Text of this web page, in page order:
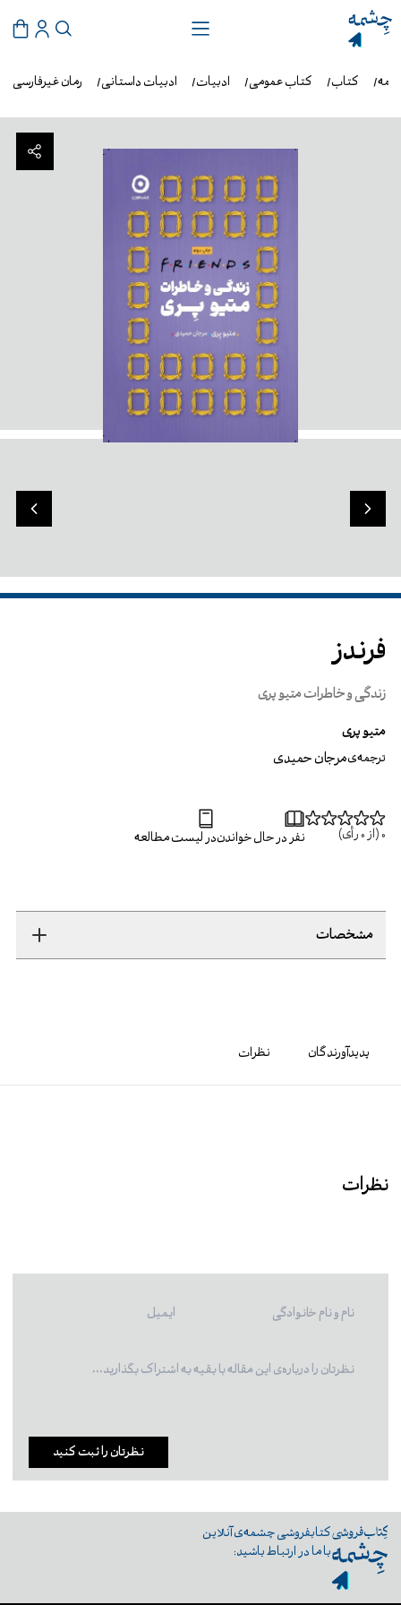
رمان غیرفارسی ادبیات داستانی ادبیات کتاب عمومی کتاب
فرندز
زندگی و خاطرات متیو پری
متیو پری
ترجمه‌یمرجان حمیدی
0 (از 0 رأی) نفر در حال خواندندر لیست مطالعه
مشخصات
پدیدآورندگان نظرات
نظرات
نظرتان را ثبت کنید
کتابفروشی چشمه‌ی آنلاین
با ما در ارتباط باشید: